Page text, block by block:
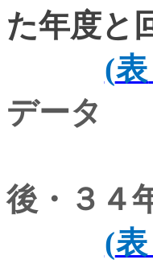
た年度と
(表
データ
『聴
後・３４
(